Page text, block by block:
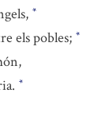
*
els pobles; *
*